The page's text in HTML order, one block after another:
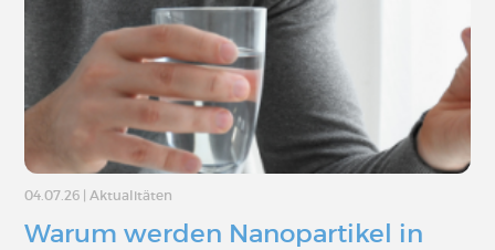
04.07.26 Aktualitäten
Warum werden Nanopartikel in